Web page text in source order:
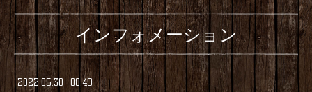
インフォメーション
2022 05.30 08:49